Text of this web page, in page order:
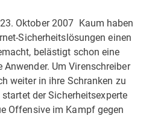
Oktober 2007  Kaum haben
Sicherheitslösungen einen
belästigt schon eine
Anwender. Um Virenschreiber
weiter in ihre Schranken zu
der Sicherheitsexperte
Offensive im Kampf gegen